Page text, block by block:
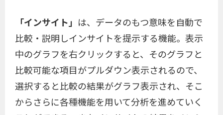
「インサイト」 は、データのもつ意味を自動で
比較・説明しインサイトを提示する機能。表示
中のグラフを右クリックすると、そのグラフと
比較可能な項目がプルダウン表示されるので、
選択すると比較の結果がグラフ表示され、そこ
からさらに各種機能を用いて分析を進めていく